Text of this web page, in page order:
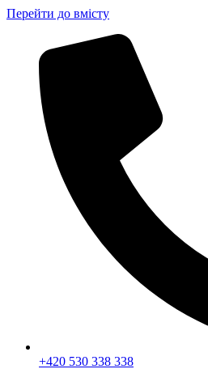
Перейти до вмісту
+420 530 338 338